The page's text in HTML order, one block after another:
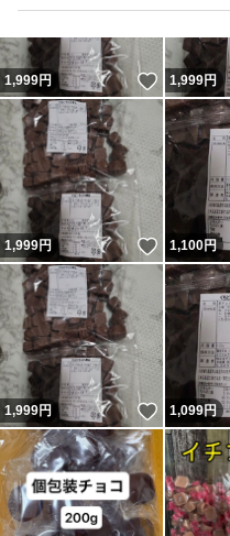
1,999円 いいね！
1,999円
1,999円 いいね！
1,100円
1,999円 いいね！
1,099円